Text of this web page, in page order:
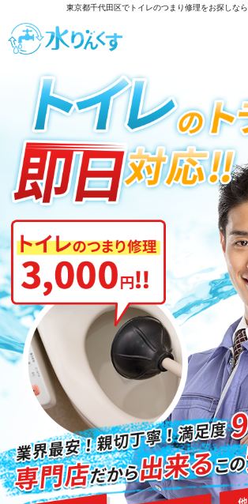
東京都千代田区でトイレのつまり修理をお探しな